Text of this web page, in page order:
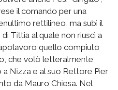
il comando per una
rettilineo, ma subì il
Tittia al quale non riuscì a
quello compiuto
che volò letteralmente
Nizza e al suo Rettore Pier
da Mauro Chiesa. Nel